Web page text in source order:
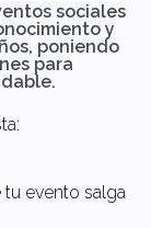
sociales
y
poniendo
para
tu evento salga